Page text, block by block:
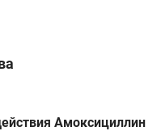
Амоксициллин